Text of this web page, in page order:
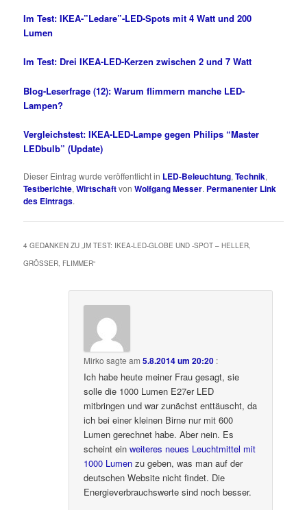
Im Test: IKEA-”Ledare”-LED-Spots mit 4 Watt und 200
Lumen
Im Test: Drei IKEA-LED-Kerzen zwischen 2 und 7 Watt
Blog-Leserfrage (12): Warum flimmern manche LED-
Lampen?
Vergleichstest: IKEA-LED-Lampe gegen Philips “Master
LEDbulb” (Update)
Dieser Eintrag wurde veröffentlicht in LED-Beleuchtung,Technik,
Testberichte,WirtschaftvonWolfgang Messer. Permanenter Link
des Eintrags.
4 GEDANKEN ZU „IM TEST: IKEA-LED-GLOBE UND -SPOT – HELLER,
GRÖSSER, FLIMMER “
Mirko sagte am5.8.2014 um 20:20 :
Ich habe heute meiner Frau gesagt, sie
solle die 1000 Lumen E27er LED
mitbringen und war zunächst enttäuscht, da
ich bei einer kleinen Birne nur mit 600
Lumen gerechnet habe. Aber nein. Es
scheint einweiteres neues Leuchtmittel mit
1000 Lumen zu geben, was man auf der
deutschen Website nicht findet. Die
Energieverbrauchswerte sind noch besser.